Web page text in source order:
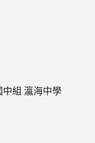
組 瀛海中學